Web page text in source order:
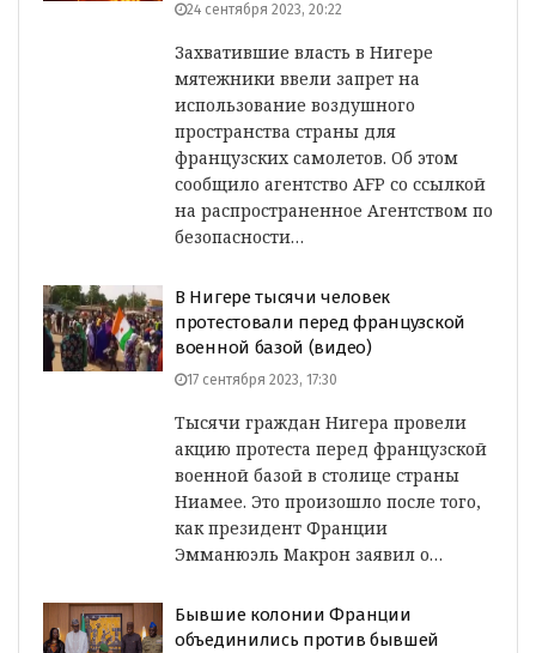
24 сентября 2023, 20:22
Захватившие власть в Нигере
мятежники ввели запрет на
использование воздушного
пространства страны для
французских самолетов. Об этом
сообщило агентство AFP со ссылкой
на распространенное Агентством по
безопасности…
В Нигере тысячи человек
протестовали перед французской
военной базой (видео)
17 сентября 2023, 17:30
Тысячи граждан Нигера провели
акцию протеста перед французской
военной базой в столице страны
Ниамее. Это произошло после того,
как президент Франции
Эмманюэль Макрон заявил о…
Бывшие колонии Франции
объединились против бывшей